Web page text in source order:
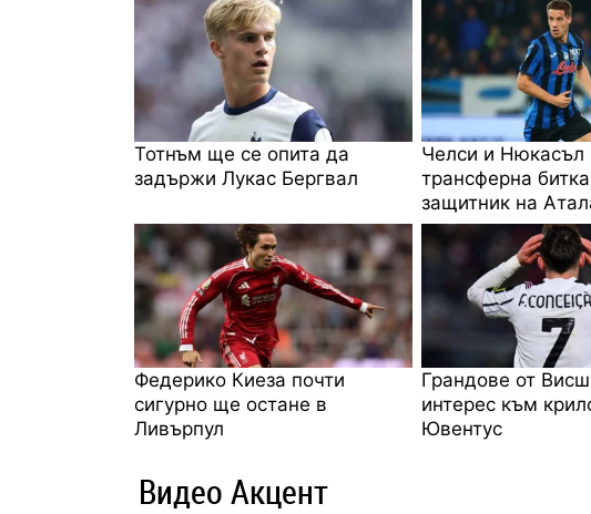
Тотнъм ще се опита да
задържи Лукас Бергвал
Челси и Нюкасъл
трансферна
защитник на
Федерико Киеза почти
сигурно ще остане в
Ливърпул
Грандове от
интерес към
Ювентус
Видео Акцент